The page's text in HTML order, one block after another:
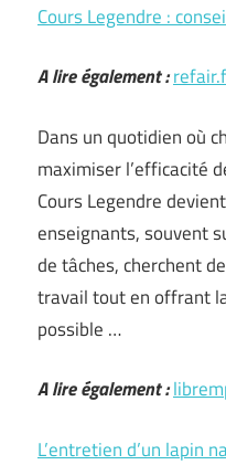
Cours Legendre :
A lire également :
Dans un quotidien où
maximiser l’efficacité
Cours Legendre
enseignants, souvent
de tâches, cherchent
travail tout en offrant
possible …
A lire également :
L’entretien d’un lapin